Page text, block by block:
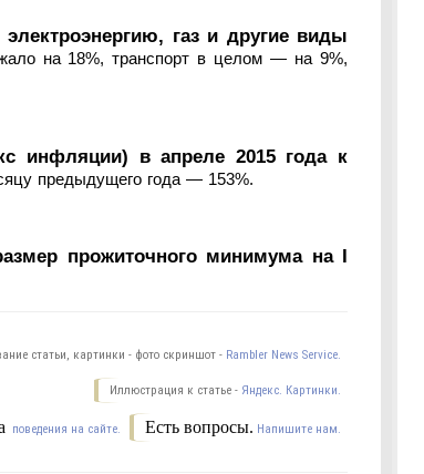
газ и другие виды
на 18%, транспорт в целом — на 9%,
инфляции) в апреле 2015 года к
предыдущего года — 153%.
прожиточного минимума на I
статьи, картинки - фото скриншот - Rambler News Service.
Иллюстрация к статье - Яндекс. Картинки.
Есть вопросы. Напишите нам.
поведения на сайте.